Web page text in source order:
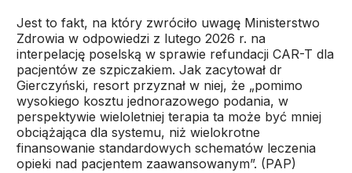
Jest to fakt, na który zwróciło uwagę Ministerstwo
Zdrowia w odpowiedzi z lutego 2026 r. na
interpelację poselską w sprawie refundacji CAR-T dla
pacjentów ze szpiczakiem. Jak zacytował dr
Gierczyński, resort przyznał w niej, że „pomimo
wysokiego kosztu jednorazowego podania, w
perspektywie wieloletniej terapia ta może być mniej
obciążająca dla systemu, niż wielokrotne
finansowanie standardowych schematów leczenia
opieki nad pacjentem zaawansowanym”. (PAP)